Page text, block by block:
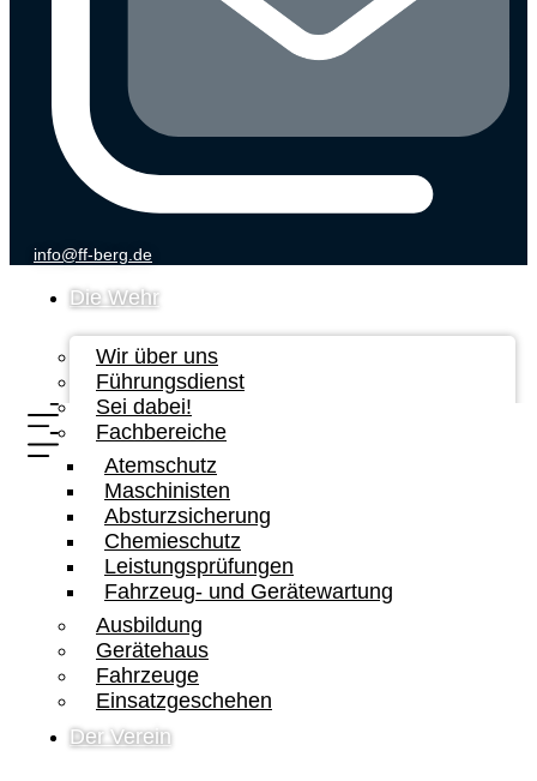
info@ff-berg.de
Die Wehr
Wir über uns
Führungsdienst
Sei dabei!
Fachbereiche
Atemschutz
Maschinisten
Absturzsicherung
Chemieschutz
Leistungsprüfungen
Fahrzeug- und Gerätewartung
Ausbildung
Gerätehaus
Fahrzeuge
Einsatzgeschehen
Der Verein